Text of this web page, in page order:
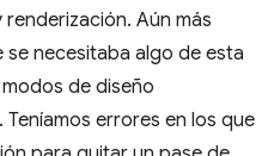
Aún más
necesitaba algo de esta
de diseño
errores en los que